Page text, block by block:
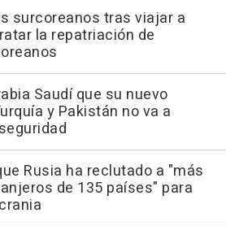
surcoreanos tras viajar a
la repatriación de
Saudí que su nuevo
y Pakistán no va a
Rusia ha reclutado a "más
de 135 países" para